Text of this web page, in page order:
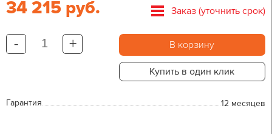
34 215 руб. Заказ (уточнить срок)
- + В корзину
Купить в один клик
Гарантия 12 месяцев